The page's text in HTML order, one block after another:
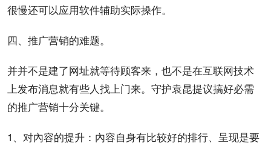
很慢还可以应用软件辅助实际操作。
四、推广营销的难题。
并并不是建了网址就等待顾客来，也不是在互联网技术
上发布消息就有些人找上门来。守护袁昆提议搞好必需
的推广营销十分关键。
1、对內容的提升：內容自身有比较好的排行、呈现是要